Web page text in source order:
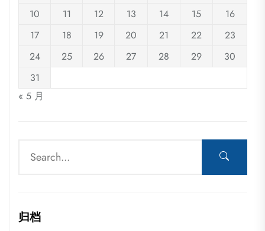
10
11 12 13 14 15
16
17
18 19 20 21 22
23
24
25 26 27 28 29
30
31
« 5 月
归档